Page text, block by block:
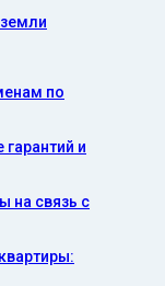
по
и
на связь с